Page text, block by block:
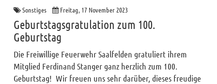
Sonstiges Freitag, 17 November 2023
Geburtstagsgratulation zum 100.
Geburtstag
Die Freiwillige Feuerwehr Saalfelden gratuliert ihrem
Mitglied Ferdinand Stanger ganz herzlich zum 100.
Geburtstag! Wir freuen uns sehr darüber, dieses freudige